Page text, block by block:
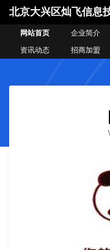
北京大兴区灿飞信息
网站首页 企业简介
资讯动态
招商加盟